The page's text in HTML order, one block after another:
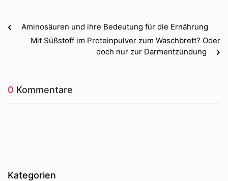
Aminosäuren und ihre Bedeutung für die Ernährung
Mit Süßstoff im Proteinpulver zum Waschbrett? Oder
doch nur zur Darmentzündung
0 Kommentare
Kategorien